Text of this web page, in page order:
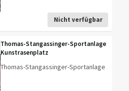
Nicht verfügbar
Thomas-Stangassinger-Sportanlage
Kunstrasenplatz
Thomas-Stangassinger-Sportanlage